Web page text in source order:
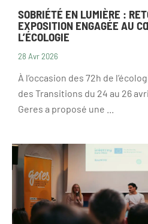
SOBRIÉTÉ EN LUMIÈRE :
EXPOSITION ENGAGÉE AU
L’ÉCOLOGIE
28 Avr 2026
À l’occasion des 72h de
des Transitions du 24 au 26
Geres a proposé une ...